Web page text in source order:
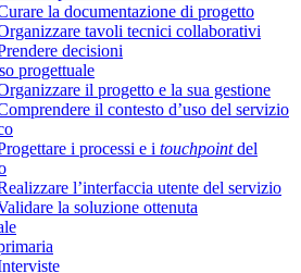
la documentazione di progetto
tavoli tecnici collaborativi
decisioni
progettuale
il progetto e la sua gestione
il contesto d’uso del servizio
i processi e i touchpointdel
l’interfaccia utente del servizio
la soluzione ottenuta